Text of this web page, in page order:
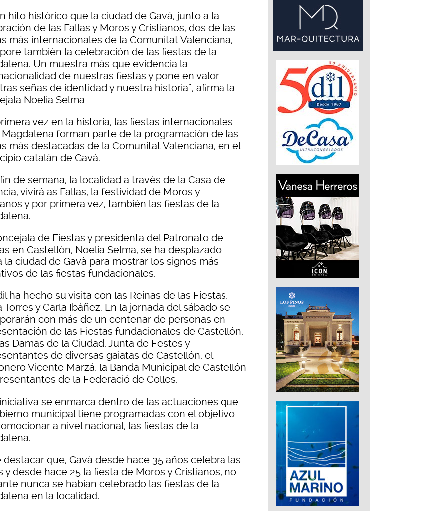
hito histórico que la ciudad de Gavá, junto a la
de las Fallas y Moros y Cristianos, dos de las
más internacionales de la Comunitat Valenciana,
también la celebración de las fiestas de la
Un muestra más que evidencia la
de nuestras fiestas y pone en valor
señas de identidad y nuestra historia”, afirma la
Noelia Selma
vez en la historia, las fiestas internacionales
forman parte de la programación de las
más destacadas de la Comunitat Valenciana, en el
catalán de Gavà.
de semana, la localidad a través de la Casa de
vivirá as Fallas, la festividad de Moros y
y por primera vez, también las fiestas de la
de Fiestas y presidenta del Patronato de
en Castellón, Noelia Selma, se ha desplazado
la ciudad de Gavà para mostrar los signos más
de las fiestas fundacionales.
ha hecho su visita con las Reinas de las Fiestas,
Torres y Carla Ibáñez. En la jornada del sábado se
con más de un centenar de personas en
de las Fiestas fundacionales de Castellón,
Damas de la Ciudad, Junta de Festes y
de diversas gaiatas de Castellón, el
Vicente Marzá, la Banda Municipal de Castellón
de la Federació de Colles.
se enmarca dentro de las actuaciones que
municipal tiene programadas con el objetivo
a nivel nacional, las fiestas de la
destacar que, Gavà desde hace 35 años celebra las
y desde hace 25 la fiesta de Moros y Cristianos, no
nunca se habían celebrado las fiestas de la
en la localidad.